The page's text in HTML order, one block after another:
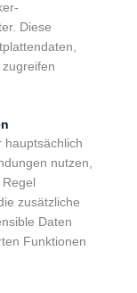
Diese
hauptsächlich
nutzen,
zusätzliche
Daten
Funktionen